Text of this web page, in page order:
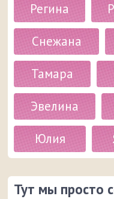
Регина
Снежана
Тамара
Эвелина
Юлия
Тут мы просто